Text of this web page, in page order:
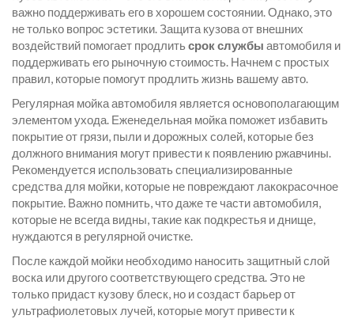
важно поддерживать его в хорошем состоянии. Однако, это
не только вопрос эстетики. Защита кузова от внешних
воздействий помогает продлить срок службы автомобиля и
поддерживать его рыночную стоимость. Начнем с простых
правил, которые помогут продлить жизнь вашему авто.
Регулярная мойка автомобиля является основополагающим
элементом ухода. Еженедельная мойка поможет избавить
покрытие от грязи, пыли и дорожных солей, которые без
должного внимания могут привести к появлению ржавчины.
Рекомендуется использовать специализированные
средства для мойки, которые не повреждают лакокрасочное
покрытие. Важно помнить, что даже те части автомобиля,
которые не всегда видны, такие как подкрестья и днище,
нуждаются в регулярной очистке.
После каждой мойки необходимо наносить защитный слой
воска или другого соответствующего средства. Это не
только придаст кузову блеск, но и создаст барьер от
ультрафиолетовых лучей, которые могут привести к